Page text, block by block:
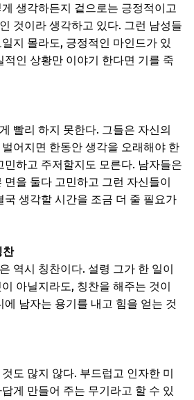
생각하든지 겉으로는 긍정적이고
것이라 생각하고 있다. 그런 남성들
지 몰라도, 긍정적인 마인드가 있
적인 상황만 이야기 한다면 기를 죽
빨리 하지 못한다. 그들은 자신의
어지면 한동안 생각을 오래해야 한
민하고 주저할지도 모른다. 남자들은
을 둘다 고민하고 그런 자신들이
국 생각할 시간을 조금 더 줄 필요가
찬
역시 칭찬이다. 설령 그가 한 일이
아닐지라도, 칭찬을 해주는 것이
에 남자는 용기를 내고 힘을 얻는 것
도 많지 않다. 부드럽고 인자한 미
게 만들어 주는 무기라고 할 수 있